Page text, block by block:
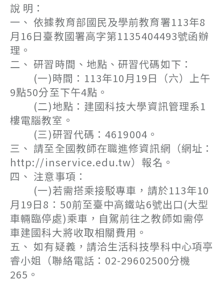
說 明：
一、 依據教育部國民及學前教育署113年8
月16日臺教國署高字第1135404493號函辦
理。
二、 研習時間、地點、研習代碼如下：
(一)時間：113年10月19日（六）上午
9點50分至下午4點。
(二)地點：建國科技大學資訊管理系1
樓電腦教室。
(三)研習代碼：4619004。
三、 請至全國教師在職進修資訊網（網址：
http://inservice.edu.tw）報名。
四、 注意事項：
(一)若需搭乘接駁專車，請於113年10
月19日8：50前至臺中高鐵站6號出口(大型
車輛臨停處)乘車，自駕前往之教師如需停
車建國科大將收取相關費用。
五、 如有疑義，請洽生活科技學科中心項亭
睿小姐（聯絡電話：02-29602500分機
265。